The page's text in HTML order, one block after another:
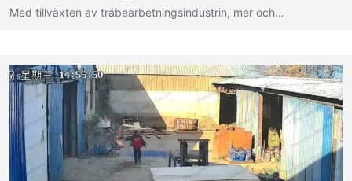
Med tillväxten av träbearbetningsindustrin, mer och…